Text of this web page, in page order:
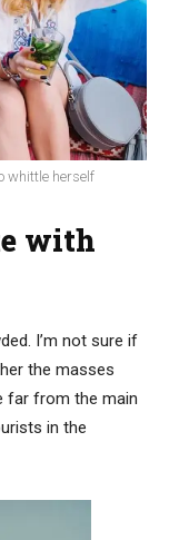
whittle herself
with
I’m not sure if
the masses
far from the main
in the